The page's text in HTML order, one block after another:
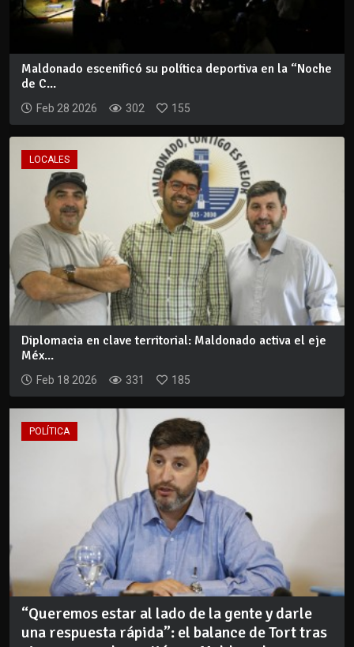
Maldonado escenificó su política deportiva en la “Noche
de C...
Feb 28 2026 302 155
LOCALES
Diplomacia en clave territorial: Maldonado activa el eje
Méx...
Feb 18 2026 331 185
POLÍTICA
“Queremos estar al lado de la gente y darle
una respuesta rápida”: el balance de Tort tras